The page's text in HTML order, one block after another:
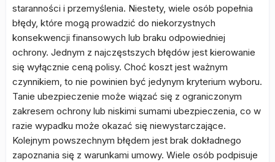
staranności i przemyślenia. Niestety, wiele osób popełnia
błędy, które mogą prowadzić do niekorzystnych
konsekwencji finansowych lub braku odpowiedniej
ochrony. Jednym z najczęstszych błędów jest kierowanie
się wyłącznie ceną polisy. Choć koszt jest ważnym
czynnikiem, to nie powinien być jedynym kryterium wyboru.
Tanie ubezpieczenie może wiązać się z ograniczonym
zakresem ochrony lub niskimi sumami ubezpieczenia, co w
razie wypadku może okazać się niewystarczające.
Kolejnym powszechnym błędem jest brak dokładnego
zapoznania się z warunkami umowy. Wiele osób podpisuje